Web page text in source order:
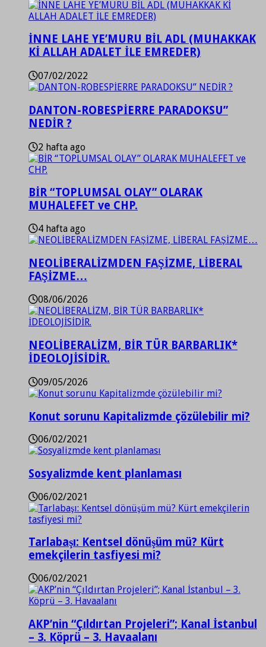
İNNE LAHE YE’MURU BİL ADL (MUHAKKAK
Kİ ALLAH ADALET İLE EMREDER)
07/02/2022
DANTON-ROBESPİERRE PARADOKSU”
NEDİR ?
2 hafta ago
BİR “TOPLUMSAL OLAY” OLARAK
MUHALEFET ve CHP.
4 hafta ago
NEOLİBERALİZMDEN FAŞİZME, LİBERAL
FAŞİZME…
08/06/2026
NEOLİBERALİZM, BİR TÜR BARBARLIK*
İDEOLOJİSİDİR.
09/05/2026
Konut sorunu Kapitalizmde çözülebilir mi?
06/02/2021
Sosyalizmde kent planlaması
06/02/2021
Tarlabaşı: Kentsel dönüşüm mü? Kürt
emekçilerin tasfiyesi mi?
06/02/2021
AKP’nin “Çıldırtan Projeleri”; Kanal İstanbul
– 3. Köprü – 3. Havaalanı